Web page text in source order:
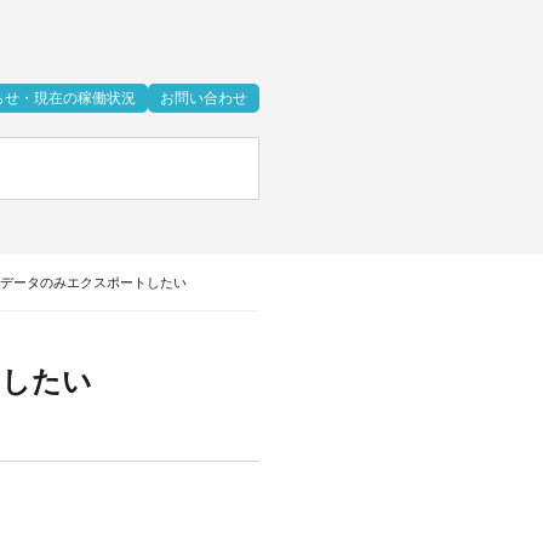
せ・現在の稼働状況 お問い合わせ
ータのみエクスポートしたい
たい